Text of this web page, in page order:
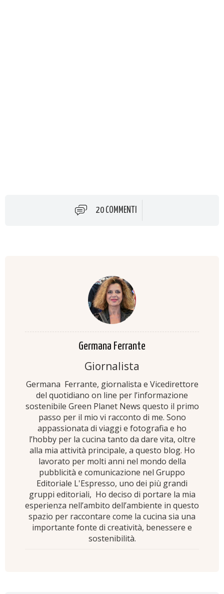
20 COMMENTI
Germana Ferrante
Giornalista
Germana Ferrante, giornalista e Vicedirettore
del quotidiano on line per l’informazione
sostenibile Green Planet News questo il primo
passo per il mio vi racconto di me. Sono
appassionata di viaggi e fotografia e ho
l’hobby per la cucina tanto da dare vita, oltre
alla mia attività principale, a questo blog. Ho
lavorato per molti anni nel mondo della
pubblicità e comunicazione nel Gruppo
Editoriale L'Espresso, uno dei più grandi
gruppi editoriali, Ho deciso di portare la mia
esperienza nell’ambito dell’ambiente in questo
spazio per raccontare come la cucina sia una
importante fonte di creatività, benessere e
sostenibilità.